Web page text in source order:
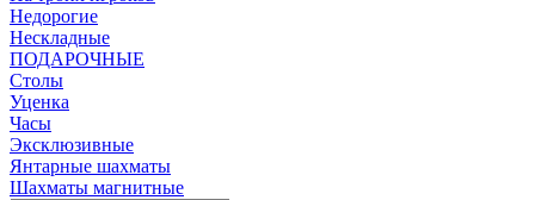
Недорогие
Нескладные
ПОДАРОЧНЫЕ
Столы
Уценка
Часы
Эксклюзивные
Янтарные шахматы
Шахматы магнитные